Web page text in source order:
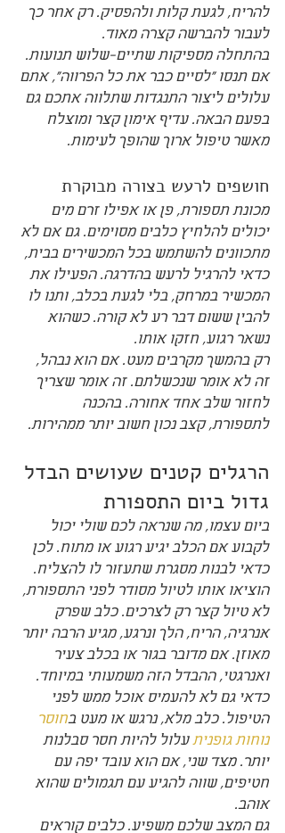
להריח, לגעת קלות ולהפסיק. רק אחר כך
לעבור להברשה קצרה מאוד.
בהתחלה מספיקות שתיים-שלוש תנועות.
אם תנסו "לסיים כבר את כל הפרווה", אתם
עלולים ליצור התנגדות שתלווה אתכם גם
בפעם הבאה. עדיף אימון קצר ומוצלח
מאשר טיפול ארוך שהופך לעימות.
חושפים לרעש בצורה מבוקרת
מכונת תספורת, פן או אפילו זרם מים
יכולים להלחיץ כלבים מסוימים. גם אם לא
מתכוונים להשתמש בכל המכשירים בבית,
כדאי להרגיל לרעש בהדרגה. הפעילו את
המכשיר במרחק, בלי לגעת בכלב, ותנו לו
להבין ששום דבר רע לא קורה. כשהוא
נשאר רגוע, חזקו אותו.
רק בהמשך מקרבים מעט. אם הוא נבהל,
זה לא אומר שנכשלתם. זה אומר שצריך
לחזור שלב אחד אחורה. בהכנה
לתספורת, קצב נכון חשוב יותר ממהירות.
הרגלים קטנים שעושים הבדל
גדול ביום התספורת
ביום עצמו, מה שנראה לכם שולי יכול
לקבוע אם הכלב יגיע רגוע או מתוח. לכן
כדאי לבנות מסגרת שתעזור לו להצליח.
הוציאו אותו לטיול מסודר לפני התספורת,
לא טיול קצר רק לצרכים. כלב שפרק
אנרגיה, הריח, הלך ונרגע, מגיע הרבה יותר
מאוזן. אם מדובר בגור או בכלב צעיר
ואנרגטי, ההבדל הזה משמעותי במיוחד.
כדאי גם לא להעמיס אוכל ממש לפני
הטיפול. כלב מלא, נרגש או מעט בחוסר
נוחות גופנית עלול להיות חסר סבלנות
יותר. מצד שני, אם הוא עובד יפה עם
חטיפים, שווה להגיע עם תגמולים שהוא
אוהב.
גם המצב שלכם משפיע. כלבים קוראים